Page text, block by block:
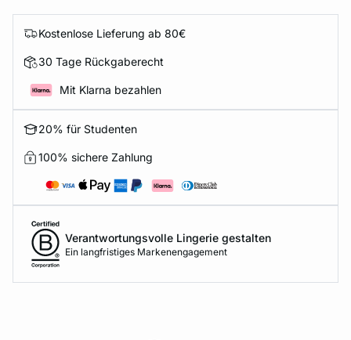
Kostenlose Lieferung ab 80€
30 Tage Rückgaberecht
Mit Klarna bezahlen
20% für Studenten
100% sichere Zahlung
Verantwortungsvolle Lingerie gestalten
Ein langfristiges Markenengagement